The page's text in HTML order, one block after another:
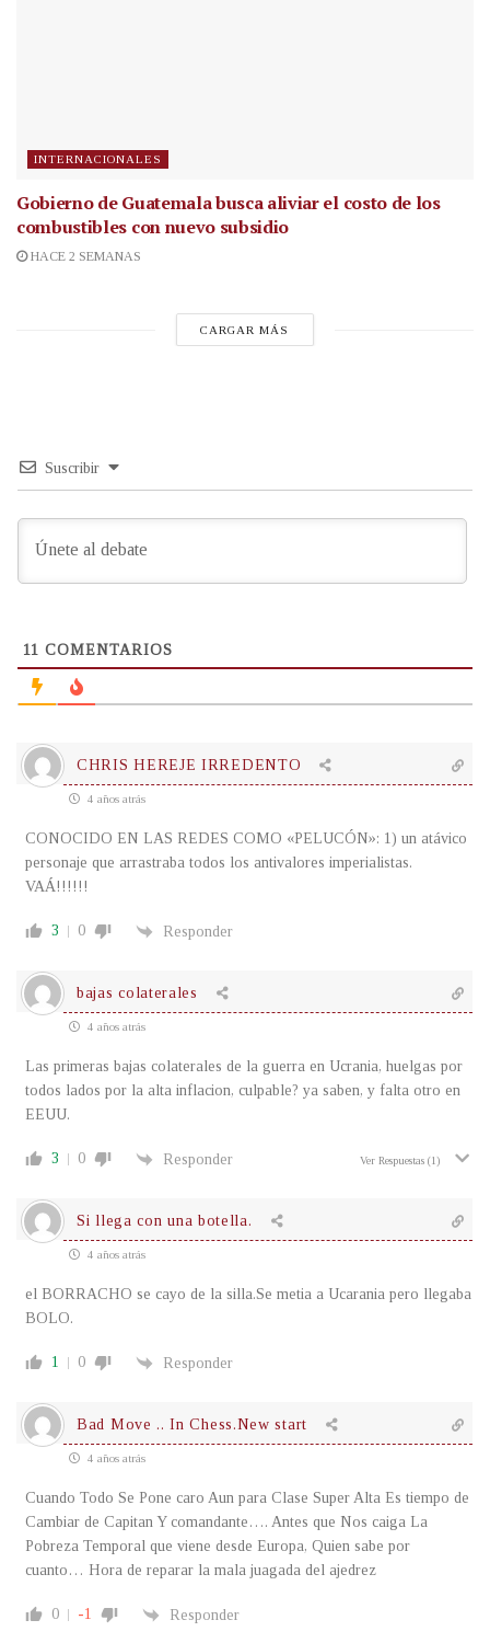
INTERNACIONALES
Gobierno de Guatemala busca aliviar el costo de los
combustibles con nuevo subsidio
HACE 2 SEMANAS
CARGAR MÁS
Suscribir
11 COMENTARIOS
CHRIS HEREJE IRREDENTO
4 años atrás
CONOCIDO EN LAS REDES COMO «PELUCÓN»: 1) un atávico
personaje que arrastraba todos los antivalores imperialistas.
VAÁ!!!!!!
3 0 Responder
bajas colaterales
4 años atrás
Las primeras bajas colaterales de la guerra en Ucrania, huelgas por
todos lados por la alta inflacion, culpable? ya saben, y falta otro en
EEUU.
3 0 Responder Ver Respuestas (1)
Si llega con una botella.
4 años atrás
el BORRACHO se cayo de la silla.Se metia a Ucarania pero llegaba
BOLO.
1 0 Responder
Bad Move .. In Chess.New start
4 años atrás
Cuando Todo Se Pone caro Aun para Clase Super Alta Es tiempo de
Cambiar de Capitan Y comandante…. Antes que Nos caiga La
Pobreza Temporal que viene desde Europa, Quien sabe por
cuanto… Hora de reparar la mala juagada del ajedrez
0 -1 Responder